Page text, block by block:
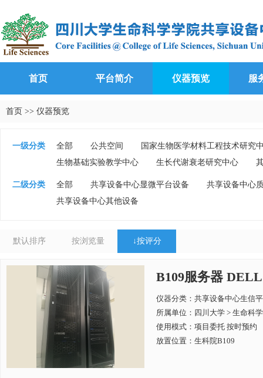
首页 平台简介 仪器预览 服
首页 >> 仪器预览
一级分类 全部 公共空间
国家生物医学材料工程技术研究
生物基础实验教学中心
生长代谢衰老研究中心
二级分类 全部 共享设备中心显微平台设备
共享设备中心
共享设备中心其他设备
默认排序 按浏览量 ↓按评分
B109服务器 DELL
仪器分类：共享设备中心生信
所属单位： 四川大学 > 生命科
使用模式：项目委托 按时预约
放置位置：生科院B109